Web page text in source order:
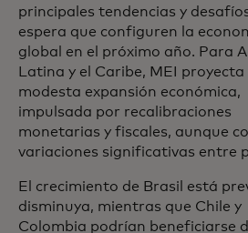
principales tendencias y
espera que configuren la
global en el próximo año. Para
Latina y el Caribe, MEI proyecta
modesta expansión económica,
impulsada por recalibraciones
monetarias y fiscales, aunque
variaciones significativas entre
El crecimiento de Brasil está
disminuya, mientras que Chile y
Colombia podrían beneficiarse